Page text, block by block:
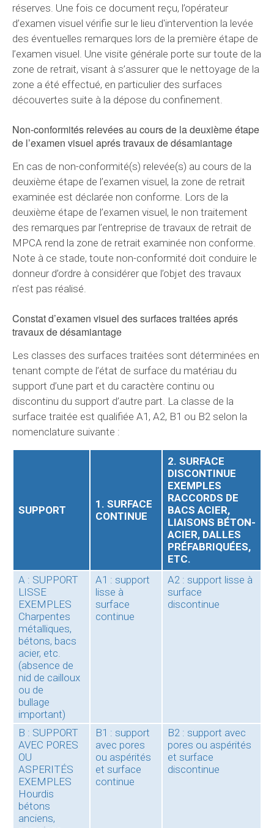
réserves. Une fois ce document reçu, l’opérateur
d’examen visuel vérifie sur le lieu d'intervention la levée
des éventuelles remarques lors de la première étape de
l’examen visuel. Une visite générale porte sur toute de la
zone de retrait, visant à s’assurer que le nettoyage de la
zone a été effectué, en particulier des surfaces
découvertes suite à la dépose du confinement.
Non-conformités relevées au cours de la deuxième étape
de l’examen visuel aprés travaux de désamiantage
En cas de non-conformité(s) relevée(s) au cours de la
deuxième étape de l’examen visuel, la zone de retrait
examinée est déclarée non conforme. Lors de la
deuxième étape de l’examen visuel, le non traitement
des remarques par l’entreprise de travaux de retrait de
MPCA rend la zone de retrait examinée non conforme.
Note à ce stade, toute non-conformité doit conduire le
donneur d’ordre à considérer que l’objet des travaux
n’est pas réalisé.
Constat d’examen visuel des surfaces traitées aprés
travaux de désamiantage
Les classes des surfaces traitées sont déterminées en
tenant compte de l’état de surface du matériau du
support d’une part et du caractère continu ou
discontinu du support d’autre part. La classe de la
surface traitée est qualifiée A1, A2, B1 ou B2 selon la
nomenclature suivante :
SUPPORT
1. SURFACE
CONTINUE
2. SURFACE
DISCONTINUE
EXEMPLES
RACCORDS DE
BACS ACIER,
LIAISONS BÉTON-
ACIER, DALLES
PRÉFABRIQUÉES,
ETC.
A : SUPPORT
LISSE
EXEMPLES
Charpentes
métalliques,
bétons, bacs
acier, etc.
(absence de
nid de cailloux
ou de
bullage
important)
A1 : support
lisse à
surface
continue
A2 : support lisse à
surface
discontinue
B : SUPPORT
AVEC PORES
OU
ASPERITÉS
EXEMPLES
Hourdis
bétons
anciens,
B1 : support
avec pores
ou aspérités
et surface
continue
B2 : support avec
pores ou aspérités
et surface
discontinue